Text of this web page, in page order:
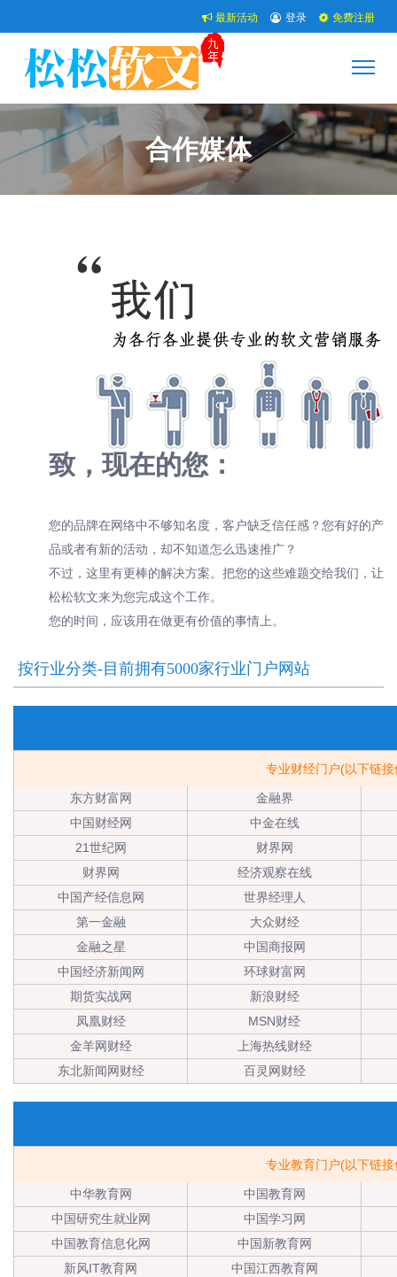
最新活动 登录 免费注册
合作媒体
致，现在的您：
您的品牌在网络中不够知名度，客户缺乏信任感？您有好的产
品或者有新的活动，却不知道怎么迅速推广？
不过，这里有更棒的解决方案。把您的这些难题交给我们，让
松松软文来为您完成这个工作。
您的时间，应该用在做更有价值的事情上。
按行业分类-目前拥有5000家行业门户网站
专业财经门户(以下链
东方财富网
金融界
中国财经网
中金在线
21世纪网
财界网
财界网
经济观察在线
中国产经信息网
世界经理人
第一金融
大众财经
金融之星
中国商报网
中国经济新闻网
环球财富网
期货实战网
新浪财经
凤凰财经
MSN财经
金羊网财经
上海热线财经
东北新闻网财经
百灵网财经
专业教育门户(以下链
中华教育网
中国教育网
中国研究生就业网
中国学习网
中国教育信息化网
中国新教育网
新风IT教育网
中国江西教育网